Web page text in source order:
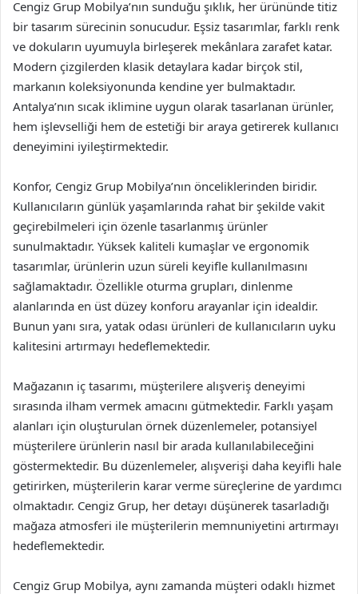
Cengiz Grup Mobilya’nın sunduğu şıklık, her ürününde titiz
bir tasarım sürecinin sonucudur. Eşsiz tasarımlar, farklı renk
ve dokuların uyumuyla birleşerek mekânlara zarafet katar.
Modern çizgilerden klasik detaylara kadar birçok stil,
markanın koleksiyonunda kendine yer bulmaktadır.
Antalya’nın sıcak iklimine uygun olarak tasarlanan ürünler,
hem işlevselliği hem de estetiği bir araya getirerek kullanıcı
deneyimini iyileştirmektedir.
Konfor, Cengiz Grup Mobilya’nın önceliklerinden biridir.
Kullanıcıların günlük yaşamlarında rahat bir şekilde vakit
geçirebilmeleri için özenle tasarlanmış ürünler
sunulmaktadır. Yüksek kaliteli kumaşlar ve ergonomik
tasarımlar, ürünlerin uzun süreli keyifle kullanılmasını
sağlamaktadır. Özellikle oturma grupları, dinlenme
alanlarında en üst düzey konforu arayanlar için idealdir.
Bunun yanı sıra, yatak odası ürünleri de kullanıcıların uyku
kalitesini artırmayı hedeflemektedir.
Mağazanın iç tasarımı, müşterilere alışveriş deneyimi
sırasında ilham vermek amacını gütmektedir. Farklı yaşam
alanları için oluşturulan örnek düzenlemeler, potansiyel
müşterilere ürünlerin nasıl bir arada kullanılabileceğini
göstermektedir. Bu düzenlemeler, alışverişi daha keyifli hale
getirirken, müşterilerin karar verme süreçlerine de yardımcı
olmaktadır. Cengiz Grup, her detayı düşünerek tasarladığı
mağaza atmosferi ile müşterilerin memnuniyetini artırmayı
hedeflemektedir.
Cengiz Grup Mobilya, aynı zamanda müşteri odaklı hizmet